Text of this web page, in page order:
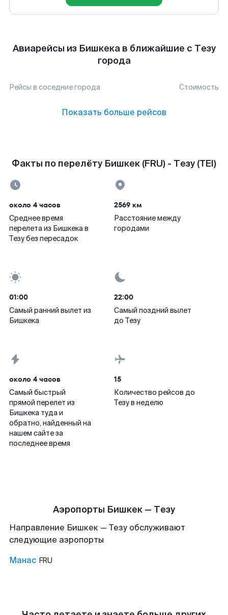
Авиарейсы из Бишкека в ближайшие с Тезу
города
Рейсы в соседние города Стоимость
Показать больше рейсов
Факты по перелёту Бишкек (FRU) - Тезу (TEI)
около 4 часов
Среднее время
перелета из Бишкека в
Тезу без пересадок
2569 км
Расстояние между
городами
01:00
Самый ранний вылет из
Бишкека
22:00
Самый поздний вылет
до Тезу
около 4 часов
Самый быстрый
прямой перелет из
Бишкека туда и
обратно, найденный на
нашем сайте за
последнее время
15
Количество рейсов до
Тезу в неделю
Аэропорты Бишкек — Тезу
Направление Бишкек — Тезу обслуживают
следующие аэропорты
Манас FRU